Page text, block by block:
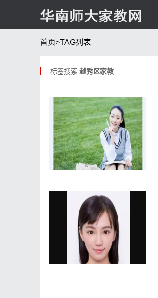
首页>TAG列表
标签搜索 越秀区家教